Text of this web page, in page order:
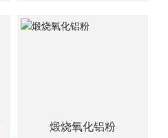
煅烧氧化铝粉